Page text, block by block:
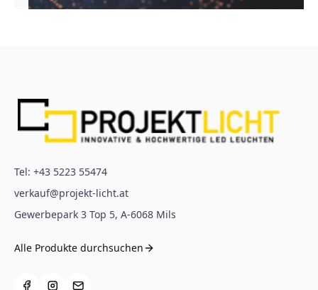
Tel: +43 5223 55474
verkauf@projekt-licht.at
Gewerbepark 3 Top 5, A-6068 Mils
Alle Produkte durchsuchen